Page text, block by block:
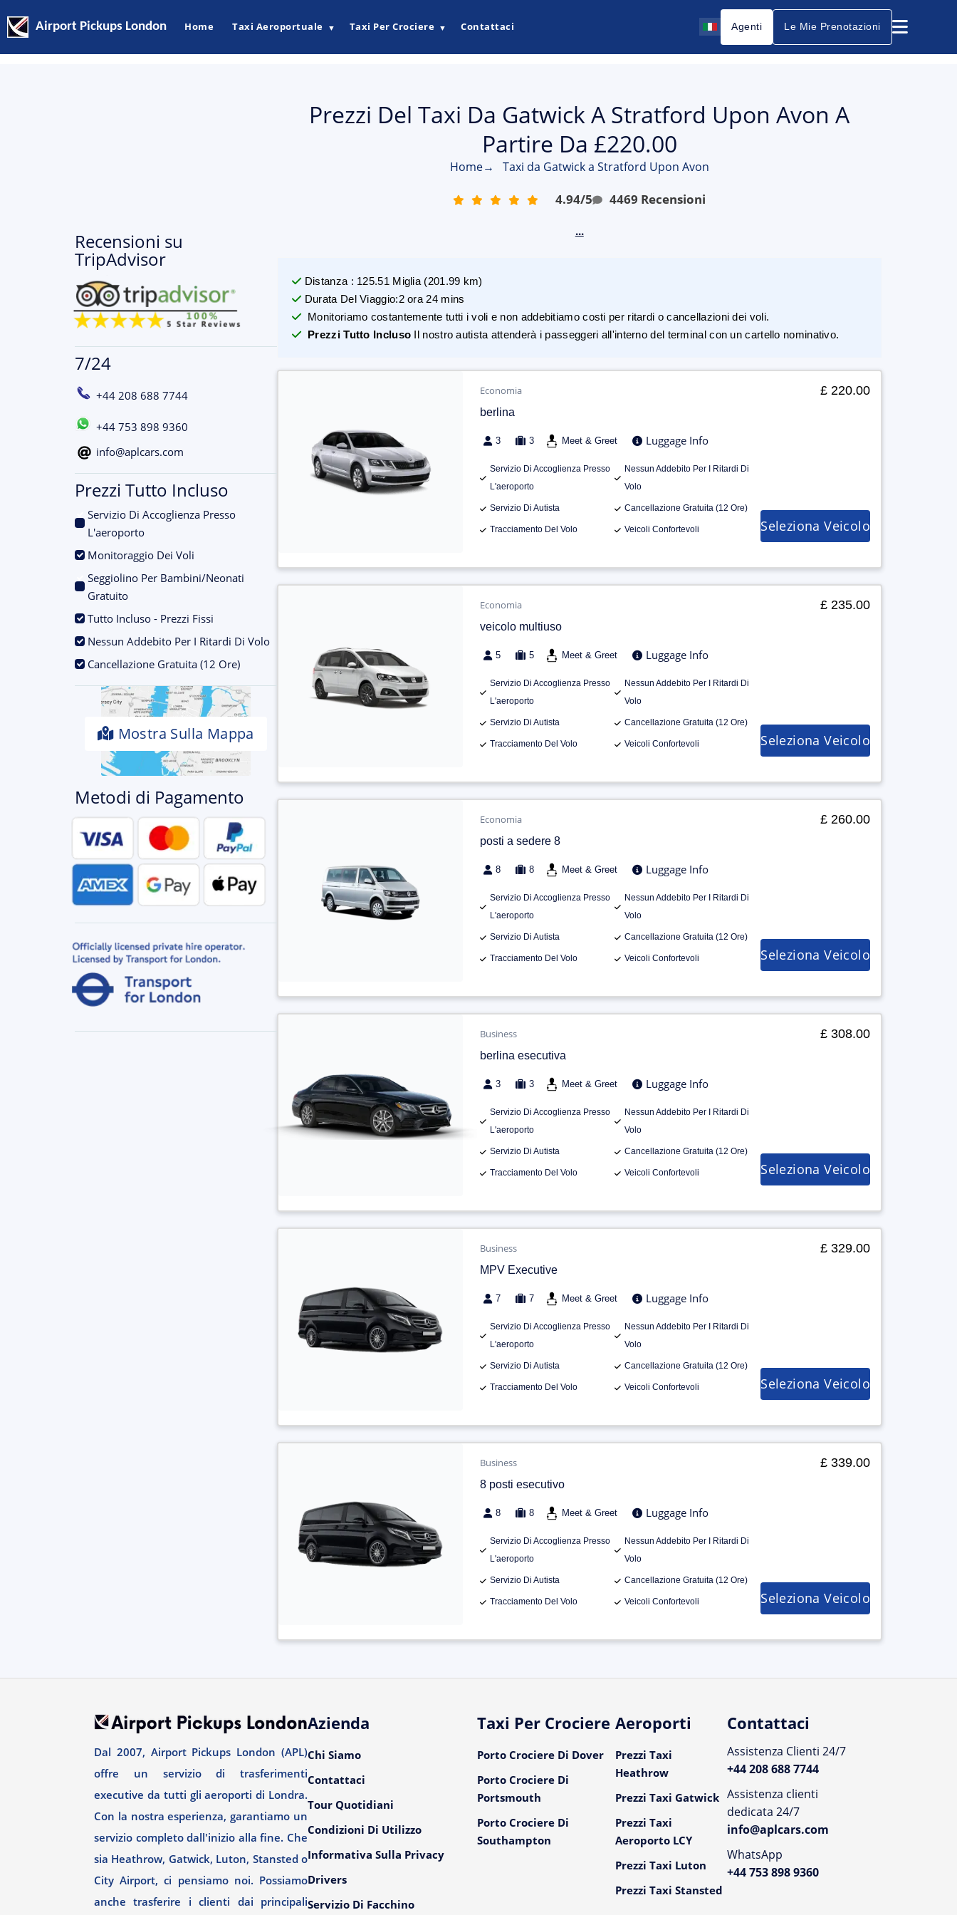
Airport Pickups London Home Taxi Aeroportuale ▼ Taxi Per Crociere ▼ Contattaci Agenti Le Mie Prenotazioni
Recensioni su
TripAdvisor
7/24
+44 208 688 7744
+44 753 898 9360
info@aplcars.com
Prezzi Tutto Incluso
Servizio Di Accoglienza Presso
L'aeroporto
Monitoraggio Dei Voli
Seggiolino Per Bambini/Neonati
Gratuito
Tutto Incluso - Prezzi Fissi
Nessun Addebito Per I Ritardi Di Volo
Cancellazione Gratuita (12 Ore)
Mostra Sulla Mappa
Metodi di Pagamento
Prezzi Del Taxi Da Gatwick A Stratford Upon Avon A
Partire Da £220.00
Home→ Taxi da Gatwick a Stratford Upon Avon
4.94/5 4469 Recensioni
...
Distanza : 125.51 Miglia (201.99 km)
Durata Del Viaggio:2 ora 24 mins
Monitoriamo costantemente tutti i voli e non addebitiamo costi per ritardi o cancellazioni dei voli.
Prezzi Tutto Incluso Il nostro autista attenderà i passeggeri all'interno del terminal con un cartello nominativo.
Economia
berlina
3 3 Meet & Greet Luggage Info
Servizio Di Accoglienza Presso
L'aeroporto
Nessun Addebito Per I Ritardi Di
Volo
Servizio Di Autista Cancellazione Gratuita (12 Ore)
Tracciamento Del Volo Veicoli Confortevoli
£ 220.00
Seleziona Veicolo
Economia
veicolo multiuso
5 5 Meet & Greet Luggage Info
Servizio Di Accoglienza Presso
L'aeroporto
Nessun Addebito Per I Ritardi Di
Volo
Servizio Di Autista Cancellazione Gratuita (12 Ore)
Tracciamento Del Volo Veicoli Confortevoli
£ 235.00
Seleziona Veicolo
Economia
posti a sedere 8
8 8 Meet & Greet Luggage Info
Servizio Di Accoglienza Presso
L'aeroporto
Nessun Addebito Per I Ritardi Di
Volo
Servizio Di Autista Cancellazione Gratuita (12 Ore)
Tracciamento Del Volo Veicoli Confortevoli
£ 260.00
Seleziona Veicolo
Business
berlina esecutiva
3 3 Meet & Greet Luggage Info
Servizio Di Accoglienza Presso
L'aeroporto
Nessun Addebito Per I Ritardi Di
Volo
Servizio Di Autista Cancellazione Gratuita (12 Ore)
Tracciamento Del Volo Veicoli Confortevoli
£ 308.00
Seleziona Veicolo
Business
MPV Executive
7 7 Meet & Greet Luggage Info
Servizio Di Accoglienza Presso
L'aeroporto
Nessun Addebito Per I Ritardi Di
Volo
Servizio Di Autista Cancellazione Gratuita (12 Ore)
Tracciamento Del Volo Veicoli Confortevoli
£ 329.00
Seleziona Veicolo
Business
8 posti esecutivo
8 8 Meet & Greet Luggage Info
Servizio Di Accoglienza Presso
L'aeroporto
Nessun Addebito Per I Ritardi Di
Volo
Servizio Di Autista Cancellazione Gratuita (12 Ore)
Tracciamento Del Volo Veicoli Confortevoli
£ 339.00
Seleziona Veicolo
Dal 2007, Airport Pickups London (APL)
offre un servizio di trasferimenti
executive da tutti gli aeroporti di Londra.
Con la nostra esperienza, garantiamo un
servizio completo dall'inizio alla fine. Che
sia Heathrow, Gatwick, Luton, Stansted o
City Airport, ci pensiamo noi. Possiamo
anche trasferire i clienti dai principali
Azienda
Chi Siamo
Contattaci
Tour Quotidiani
Condizioni Di Utilizzo
Informativa Sulla Privacy
Drivers
Servizio Di Facchino
Taxi Per Crociere
Porto Crociere Di Dover
Porto Crociere Di
Portsmouth
Porto Crociere Di
Southampton
Aeroporti
Prezzi Taxi
Heathrow
Prezzi Taxi Gatwick
Prezzi Taxi
Aeroporto LCY
Prezzi Taxi Luton
Prezzi Taxi Stansted
Contattaci
Assistenza Clienti 24/7
+44 208 688 7744
Assistenza clienti
dedicata 24/7
info@aplcars.com
WhatsApp
+44 753 898 9360